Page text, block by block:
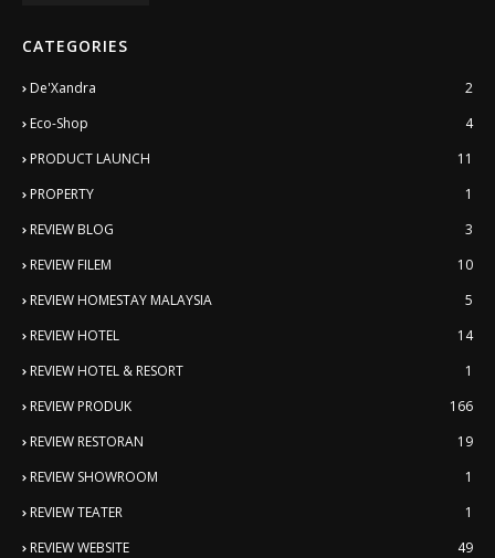
CATEGORIES
De'Xandra
2
Eco-Shop
4
PRODUCT LAUNCH
11
PROPERTY
1
REVIEW BLOG
3
REVIEW FILEM
10
REVIEW HOMESTAY MALAYSIA
5
REVIEW HOTEL
14
REVIEW HOTEL & RESORT
1
REVIEW PRODUK
166
REVIEW RESTORAN
19
REVIEW SHOWROOM
1
REVIEW TEATER
1
REVIEW WEBSITE
49